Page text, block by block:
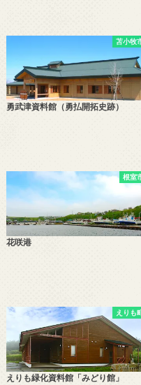
苫小牧
勇武津資料館（勇払開拓史跡）
根室
花咲港
えりも
えりも緑化資料館「みどり館」